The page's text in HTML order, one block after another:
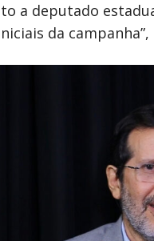
a deputado
da campanha”,